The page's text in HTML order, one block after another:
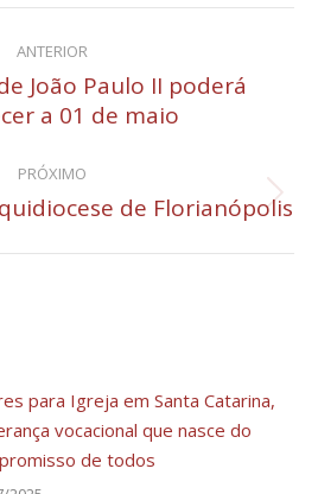
ANTERIOR
Post
anterior:
João Paulo II poderá
a 01 de maio
PRÓXIMO
Próximo de Florianópolis
para Igreja em Santa Catarina,
vocacional que nasce do
de todos